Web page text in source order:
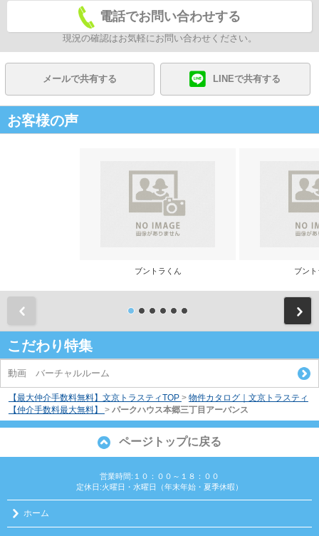
電話でお問い合わせする
現況の確認はお気軽にお問い合わせください。
メールで共有する LINEで共有する
お客様の声
ブントラくん ブン
こだわり特集
動画 バーチャルルーム
【最大仲介手数料無料】文京トラスティTOP > 物件カタログ｜文京トラスティ
【仲介手数料最大無料】
> パークハウス本郷三丁目アーバンス
ページトップに戻る
営業時間:１０：００～１８：００
定休日:火曜日・水曜日（年末年始・夏季休暇）
ホーム